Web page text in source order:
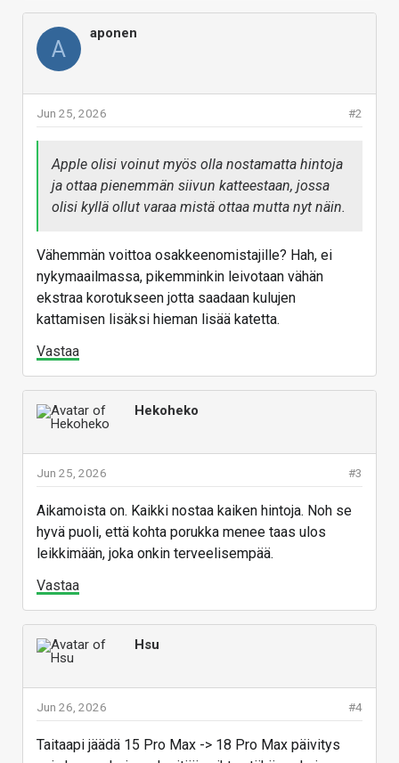
A
aponen
#2
Jun 25, 2026
Apple olisi voinut myös olla nostamatta hintoja
ja ottaa pienemmän siivun katteestaan, jossa
olisi kyllä ollut varaa mistä ottaa mutta nyt näin.
Vähemmän voittoa osakkeenomistajille? Hah, ei
nykymaailmassa, pikemminkin leivotaan vähän
ekstraa korotukseen jotta saadaan kulujen
kattamisen lisäksi hieman lisää katetta.
Vastaa
Hekoheko
#3
Jun 25, 2026
Aikamoista on. Kaikki nostaa kaiken hintoja. Noh se
hyvä puoli, että kohta porukka menee taas ulos
leikkimään, joka onkin terveelisempää.
Vastaa
Hsu
#4
Jun 26, 2026
Taitaapi jäädä 15 Pro Max -> 18 Pro Max päivitys